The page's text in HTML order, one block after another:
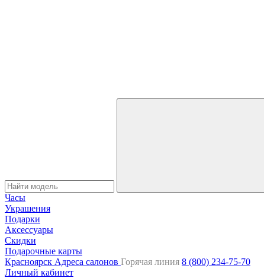
Часы
Украшения
Подарки
Аксессуары
Скидки
Подарочные карты
Красноярск Адреса салонов Горячая линия 8 (800) 234-75-70
Личный кабинет